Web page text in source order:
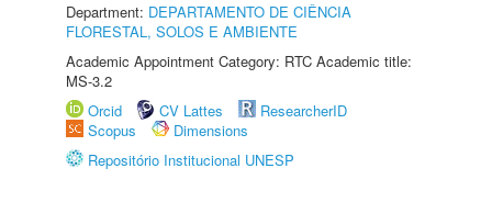
Department: DEPARTAMENTO DE CIÊNCIA
FLORESTAL, SOLOS E AMBIENTE
Academic Appointment Category: RTC Academic title:
MS-3.2
Orcid
CV Lattes
ResearcherID
Scopus
Dimensions
Repositório Institucional UNESP